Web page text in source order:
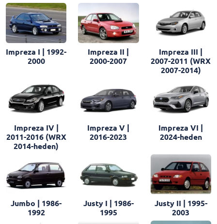
Impreza I | 1992-
2000
Impreza II |
2000-2007
Impreza III |
2007-2011 (WRX
2007-2014)
Impreza IV |
2011-2016 (WRX
2014-heden)
Impreza V |
2016-2023
Impreza VI |
2024-heden
Jumbo | 1986-
1992
Justy I | 1986-
1995
Justy II | 1995-
2003